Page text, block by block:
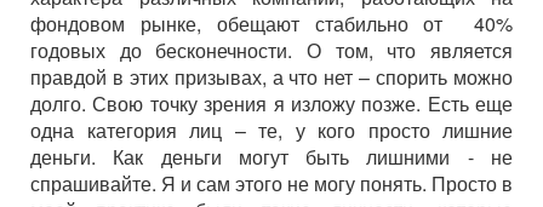
фондовом рынке, обещают стабильно от 40%
годовых до бесконечности. О том, что является
правдой в этих призывах, а что нет – спорить можно
долго. Свою точку зрения я изложу позже. Есть еще
одна категория лиц – те, у кого просто лишние
деньги. Как деньги могут быть лишними - не
спрашивайте. Я и сам этого не могу понять. Просто в